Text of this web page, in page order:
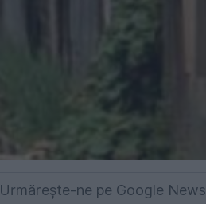
Urmărește-ne pe Google News